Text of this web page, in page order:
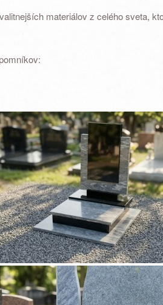
materiálov z celého sveta,